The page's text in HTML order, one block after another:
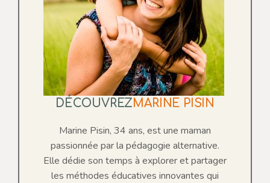
DÉCOUVREZMARINE PISIN
Marine Pisin, 34 ans, est une maman
passionnée par la pédagogie alternative.
Elle dédie son temps à explorer et partager
les méthodes éducatives innovantes qui